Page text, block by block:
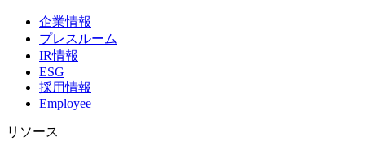
企業情報
プレスルーム
IR情報
ESG
採用情報
Employee
リソース